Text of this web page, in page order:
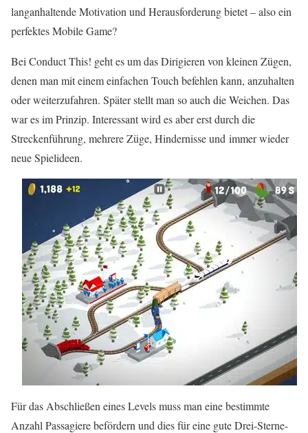
langanhaltende Motivation und Herausforderung bietet – also ein
perfektes Mobile Game?
Bei Conduct This! geht es um das Dirigieren von kleinen Zügen,
denen man mit einem einfachen Touch befehlen kann, anzuhalten
oder weiterzufahren. Später stellt man so auch die Weichen. Das
war es im Prinzip. Interessant wird es aber erst durch die
Streckenführung, mehrere Züge, Hindernisse und immer wieder
neue Spielideen.
Für das Abschließen eines Levels muss man eine bestimmte
Anzahl Passagiere befördern und dies für eine gute Drei-Sterne-